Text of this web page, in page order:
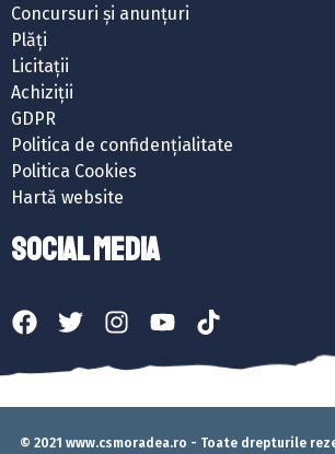
Concursuri și anunțuri
Plăți
Licitații
Achiziții
GDPR
Politica de confidențialitate
Politica Cookies
Hartă website
SOCIAL MEDIA
© 2021 www.csmoradea.ro - Toate drepturile